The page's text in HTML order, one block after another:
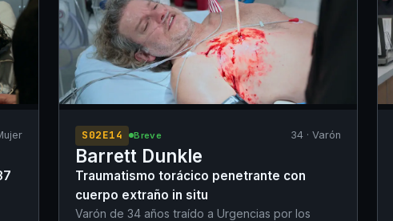
S02E14 Breve 34 · Varón
Barrett Dunkle
Traumatismo torácico penetrante con
cuerpo extraño in situ
Varón de 34 años traído a Urgencias por los